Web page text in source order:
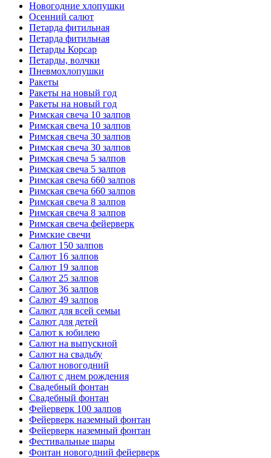
Новогодние хлопушки
Осенний салют
Петарда фитильная
Петарда фитильная
Петарды Корсар
Петарды, волчки
Пневмохлопушки
Ракеты
Ракеты на новый год
Ракеты на новый год
Римская свеча 10 залпов
Римская свеча 10 залпов
Римская свеча 30 залпов
Римская свеча 30 залпов
Римская свеча 5 залпов
Римская свеча 5 залпов
Римская свеча 660 залпов
Римская свеча 660 залпов
Римская свеча 8 залпов
Римская свеча 8 залпов
Римская свеча фейерверк
Римские свечи
Салют 150 залпов
Салют 16 залпов
Салют 19 залпов
Салют 25 залпов
Салют 36 залпов
Салют 49 залпов
Салют для всей семьи
Салют для детей
Салют к юбилею
Салют на выпускной
Салют на свадьбу
Салют новогодний
Салют с днем рождения
Свадебный фонтан
Свадебный фонтан
Фейерверк 100 залпов
Фейерверк наземный фонтан
Фейерверк наземный фонтан
Фестивальные шары
Фонтан новогодний фейерверк